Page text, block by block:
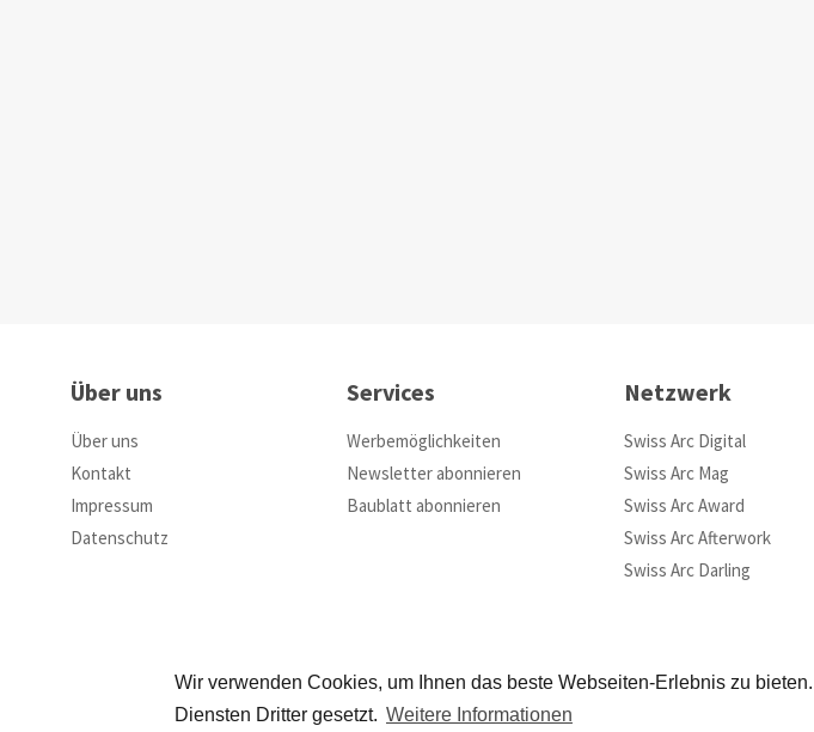
Wir verwenden Cookies, um Ihnen das beste Webseiten-Erlebnis zu
Diensten Dritter gesetzt. Weitere Informationen
Über uns
Über uns
Kontakt
Impressum
Datenschutz
Services
Werbemöglichkeiten
Newsletter abonnieren
Baublatt abonnieren
Netzwerk
Swiss Arc Digital
Swiss Arc Mag
Swiss Arc Award
Swiss Arc Afterwork
Swiss Arc Darling